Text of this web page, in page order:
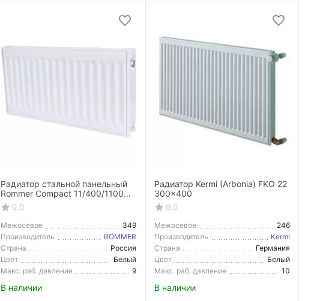
Радиатор стальной панельный
Rommer Compact 11/400/1100
боковое подключение
0.0
Межосевое
расстояние
349
Производитель
ROMMER
Страна
Производитель
Россия
Цвет
Белый
Макс. раб. давление
9
В наличии
Радиатор Kermi (Arbonia) FKO 22
300x400
0.0
Межосевое
расстояние
246
Производитель
Kermi
(Arbonia)
Страна
Производитель
Германия
Цвет
Белый
Макс. раб. давление
10
В наличии